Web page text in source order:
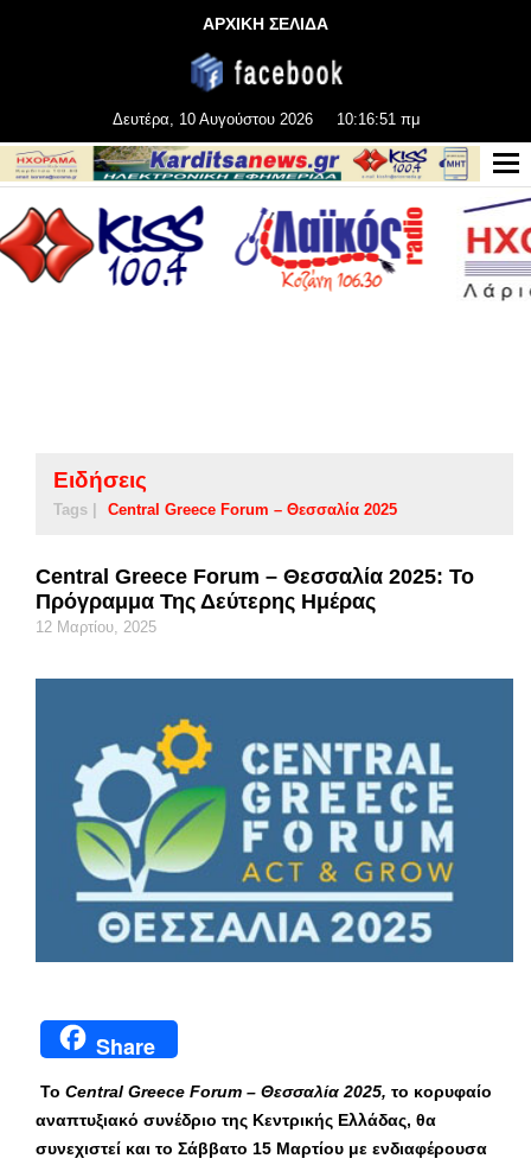
ΑΡΧΙΚΗ ΣΕΛΙΔΑ
Δευτέρα, 10 Αυγούστου 2026 10:16:51 πμ
Ειδήσεις
Tags | Central Greece Forum – Θεσσαλία 2025
Central Greece Forum – Θεσσαλία 2025: Το
Πρόγραμμα Της Δεύτερης Ημέρας
12 Μαρτίου, 2025
Share
Το Central Greece Forum – Θεσσαλία 2025, το κορυφαίο
αναπτυξιακό συνέδριο της Κεντρικής Ελλάδας, θα
συνεχιστεί και το Σάββατο 15 Μαρτίου με ενδιαφέρουσα